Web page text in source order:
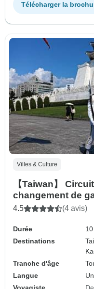
Télécharger la
Villes & Culture
【Taiwan】
changement de
- Memorial Hall
4.5 (4 avis)
Durée
Destinations
Tranche d'âge
Langue
Voyagiste